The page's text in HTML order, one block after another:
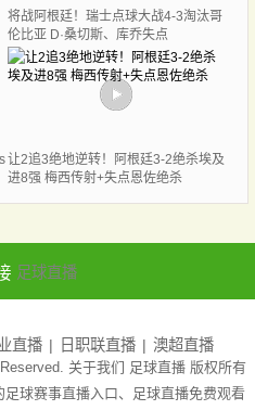
将战阿根廷！瑞士点球大战4-3淘汰哥
伦比亚 D·桑切斯、库乔失点
让2追3绝地逆转！阿根廷3-2绝杀埃及
进8强 梅西传射+失点恩佐绝杀
足球直播
直播 日职联直播 澳超直播
关于我们 足球直播版权所有
球赛事直播入口、足球直播免费观看